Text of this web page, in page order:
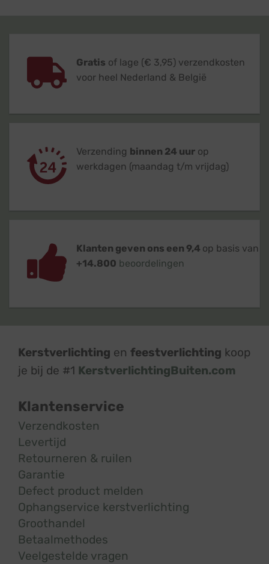
Gratis of lage (€ 3,95) verzendkosten
voor heel Nederland & België
Verzending binnen 24 uur op
werkdagen (maandag t/m vrijdag)
Klanten geven ons een 9,4 op basis van
+14.800 beoordelingen
Kerstverlichting en feestverlichting koop
je bij de #1 KerstverlichtingBuiten.com
Klantenservice
Verzendkosten
Levertijd
Retourneren & ruilen
Garantie
Defect product melden
Ophangservice kerstverlichting
Groothandel
Betaalmethodes
Veelgestelde vragen